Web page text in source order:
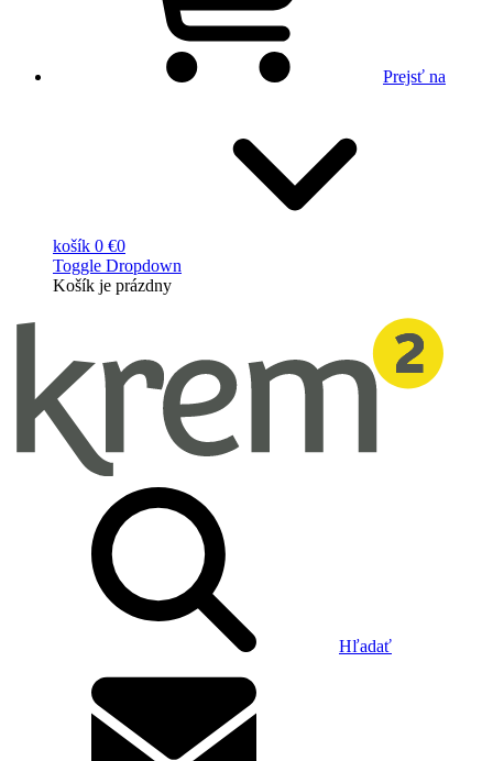
Prejsť na
košík 0 €0
Toggle Dropdown
Košík je prázdny
Hľadať